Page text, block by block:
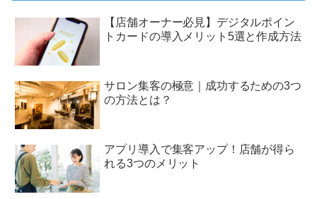
【店舗オーナー必見】デジタルポイン
トカードの導入メリット5選と作成方法
サロン集客の極意｜成功するための3つ
の方法とは？
アプリ導入で集客アップ！店舗が得ら
れる3つのメリット